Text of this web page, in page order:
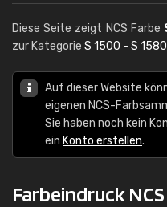
Diese Seite zeigt NCS Farbe
zur Kategorie S 1500 - S 1580
Auf dieser Website
eigenen NCS-
Sie haben noch kein
ein Konto erstellen.
Farbeindruck NCS